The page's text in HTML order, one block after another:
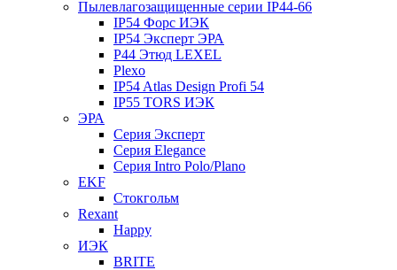
Пылевлагозащищенные серии IP44-66
IP54 Форс ИЭК
IP54 Эксперт ЭРА
P44 Этюд LEXEL
Plexo
IP54 Atlas Design Profi 54
IP55 TORS ИЭК
ЭРА
Серия Эксперт
Серия Elegance
Серия Intro Polo/Plano
EKF
Стокгольм
Rexant
Happy
ИЭК
BRITE